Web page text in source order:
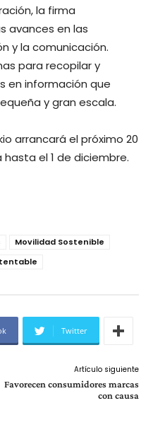
la firma
avances en las
y la comunicación.
para recopilar y
en información que
y gran escala.
arrancará el próximo 20
el 1 de diciembre.
Movilidad Sostenible
Twitter
Artículo siguiente
Favorecen consumidores marcas
con causa